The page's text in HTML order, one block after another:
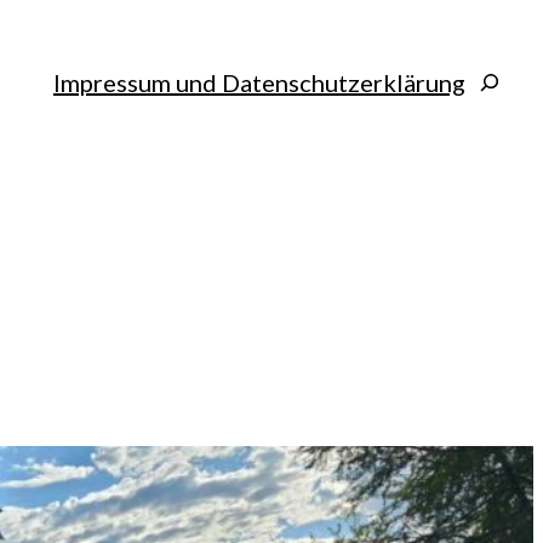
Impressum und Datenschutzerklärung Search